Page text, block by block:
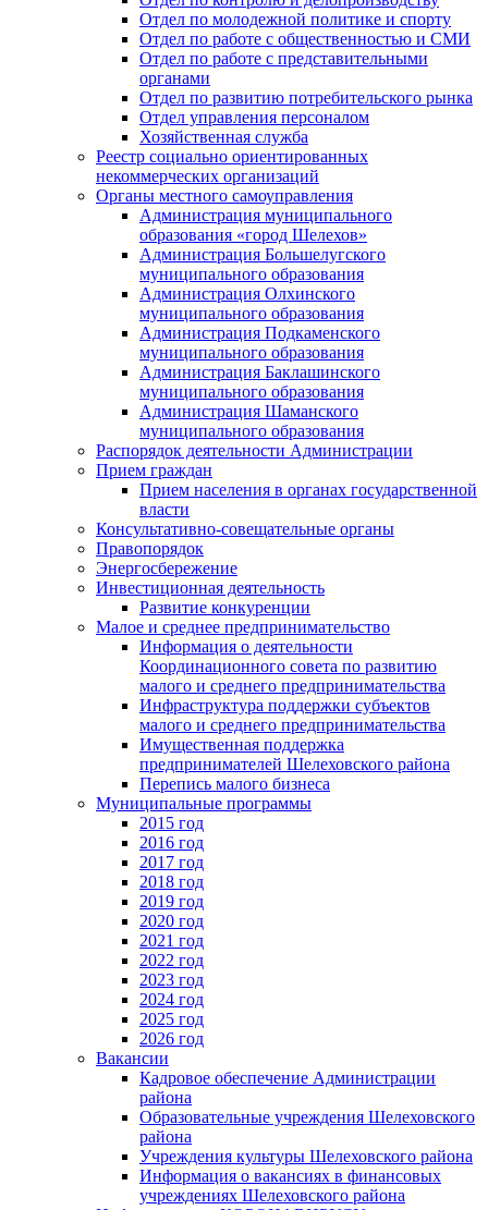
Отдел по молодежной политике и спорту
Отдел по работе с общественностью и СМИ
Отдел по работе с представительными
органами
Отдел по развитию потребительского рынка
Отдел управления персоналом
Хозяйственная служба
Реестр социально ориентированных
некоммерческих организаций
Органы местного самоуправления
Администрация муниципального
образования «город Шелехов»
Администрация Большелугского
муниципального образования
Администрация Олхинского
муниципального образования
Администрация Подкаменского
муниципального образования
Администрация Баклашинского
муниципального образования
Администрация Шаманского
муниципального образования
Распорядок деятельности Администрации
Прием граждан
Прием населения в органах государственной
власти
Консультативно-совещательные органы
Правопорядок
Энергосбережение
Инвестиционная деятельность
Развитие конкуренции
Малое и среднее предпринимательство
Информация о деятельности
Координационного совета по развитию
малого и среднего предпринимательства
Инфраструктура поддержки субъектов
малого и среднего предпринимательства
Имущественная поддержка
предпринимателей Шелеховского района
Перепись малого бизнеса
Муниципальные программы
2015 год
2016 год
2017 год
2018 год
2019 год
2020 год
2021 год
2022 год
2023 год
2024 год
2025 год
2026 год
Вакансии
Кадровое обеспечение Администрации
района
Образовательные учреждения Шелеховского
района
Учреждения культуры Шелеховского района
Информация о вакансиях в финансовых
учреждениях Шелеховского района